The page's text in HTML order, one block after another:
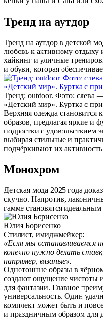
Тренд на аутдор
Тренд на аутдор в детской
любовь к активному
хайкинг и уличные
и обуви, которая
Тренд: outdoor. Фото: слева
«Детский мир». Куртка с
Верхняя одежда становится
образов, предлагая яркие и
подростки с удовольствием
выбирая стильные и
подчёркивают их
Монохром
Детская мода 2025 года
скучно. Напротив,
гамме становятся
Юлия Борисенко
Стилист, имиджмейкер:
«Если мы останавливаемся
конечно нужно делать
например, вязаные».
Однотонные образы в
создают ощущение чистоты
для фантазии. Главное
универсальность. Один
комплект может быть и
и праздничным образом для